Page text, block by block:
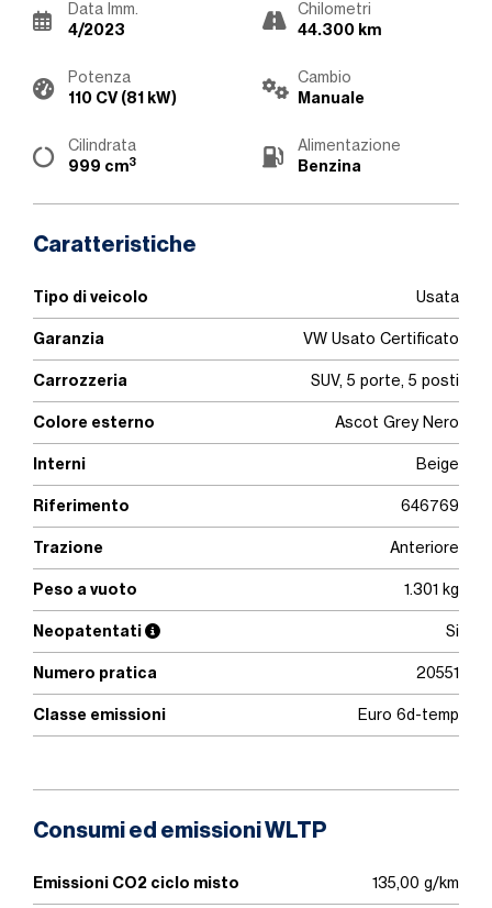
Data Imm.
4/2023
Chilometri
44.300 km
Potenza
110 CV (81 kW)
Cambio
Manuale
Cilindrata
999 cm3
Alimentazione
Benzina
Caratteristiche
Tipo di veicolo Usata
Garanzia VW Usato Certificato
Carrozzeria SUV, 5 porte, 5 posti
Colore esterno Ascot Grey Nero
Interni Beige
Riferimento 646769
Trazione Anteriore
Peso a vuoto 1.301 kg
Neopatentati Si
Numero pratica 20551
Classe emissioni Euro 6d-temp
Consumi ed emissioni WLTP
Emissioni CO2 ciclo misto 135,00 g/km